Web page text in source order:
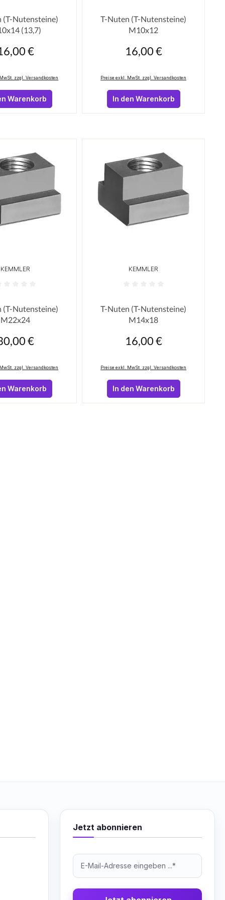
(T-Nutensteine)
(13,7)
Preis:
€
zzgl. Versandkosten
Warenkorb
T-Nuten (T-Nutensteine)
M10x12
Regulärer Preis:
16,00 €
Preise exkl. MwSt. zzgl. Versandkosten
In den Warenkorb
KEMMLER
(T-Nutensteine)
M22x24
Preis:
€
zzgl. Versandkosten
Warenkorb
KEMMLER
T-Nuten (T-Nutensteine)
M14x18
Regulärer Preis:
16,00 €
Preise exkl. MwSt. zzgl. Versandkosten
In den Warenkorb
Jetzt abonnieren